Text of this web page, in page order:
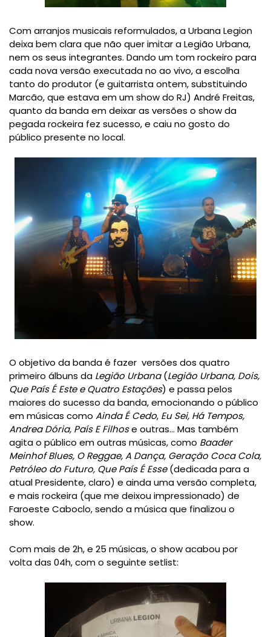
Com arranjos musicais reformulados, a Urbana Legion
deixa bem clara que não quer imitar a Legião Urbana,
nem os seus integrantes. Dando um tom rockeiro para
cada nova versão executada no ao vivo, a escolha
tanto do produtor (e guitarrista ontem, substituindo
Marcão, que estava em um show do RJ) André Freitas,
quanto da banda em deixar as versões o show da
pegada rockeira fez sucesso, e caiu no gosto do
público presente no local.
O objetivo da banda é fazer versões dos quatro
primeiro álbuns da Legião Urbana(Legião Urbana, Dois,
Que País É Este e Quatro Estações) e passa pelos
maiores do sucesso da banda, emocionando o público
em músicas como Ainda É Cedo, Eu Sei, Há Tempos,
Andrea Dória, País E Filhose outras... Mas também
agita o público em outras músicas, como Baader
Meinhof Blues, O Reggae, A Dança, Geração Coca Cola,
Petróleo do Futuro, Que País É Esse(dedicada para a
atual Presidente, claro) e ainda uma versão completa,
e mais rockeira (que me deixou impressionado) de
Faroeste Caboclo, sendo a música que finalizou o
show.
Com mais de 2h, e 25 músicas, o show acabou por
volta das 04h, com o seguinte setlist: